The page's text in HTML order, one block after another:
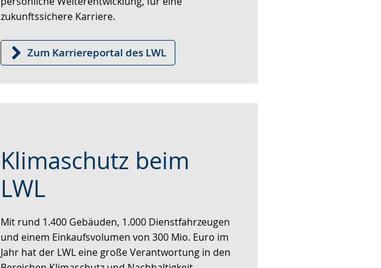
zukunftssichere Karriere.
Zum Karriereportal des LWL
Klimaschutz beim
LWL
Leichten
Sprache
wechseln.
Audio-
Unterstützung.
Video
in
Deutscher
Gebärdensprache
angezeigt.
Mit rund 1.400 Gebäuden, 1.000 Dienstfahrzeugen
und einem Einkaufsvolumen von 300 Mio. Euro im
Jahr hat der LWL eine große Verantwortung in den
Bereichen Klimaschutz und Nachhaltigkeit.